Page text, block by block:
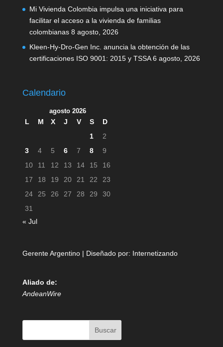
Mi Vivienda Colombia impulsa una iniciativa para
facilitar el acceso a la vivienda de familias
colombianas 8 agosto, 2026
Kleen-Hy-Dro-Gen Inc. anuncia la obtención de las
certificaciones ISO 9001: 2015 y TSSA 6 agosto, 2026
Calendario
agosto 2026
L M X J V S
D
1
2
3
4 5 6 7 8
9
10
11 12 13 14 15
16
17
18 19 20 21 22
23
24
25 26 27 28 29
30
31
« Jul
Gerente Argentino | Diseñado por: Internetizando
Aliado de:
AndeanWire